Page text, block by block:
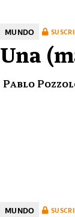
MUNDO
Una
Pablo
MUNDO